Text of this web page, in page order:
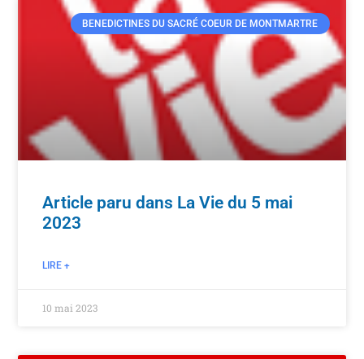
BENEDICTINES DU SACRÉ COEUR DE MONTMARTRE
Article paru dans La Vie du 5 mai
2023
LIRE +
10 mai 2023